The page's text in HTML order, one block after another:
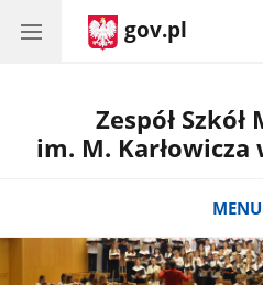
gov.pl
Zespół
im. M. Karłowicza
MENU